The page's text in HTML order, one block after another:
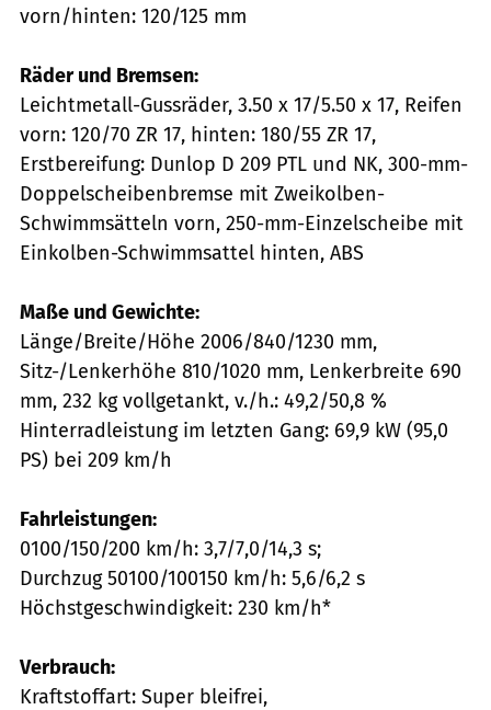
vorn/hinten: 120/125 mm
Räder und Bremsen:
Leichtmetall-Gussräder, 3.50 x 17/5.50 x 17, Reifen
vorn: 120/70 ZR 17, hinten: 180/55 ZR 17,
Erstbereifung: Dunlop D 209 PTL und NK, 300-mm-
Doppelscheibenbremse mit Zweikolben-
Schwimmsätteln vorn, 250-mm-Einzelscheibe mit
Einkolben-Schwimmsattel hinten, ABS
Maße und Gewichte:
Länge/Breite/Höhe 2006/840/1230 mm,
Sitz-/Lenkerhöhe 810/1020 mm, Lenkerbreite 690
mm, 232 kg vollgetankt, v./h.: 49,2/50,8 %
Hinterradleistung im letzten Gang: 69,9 kW (95,0
PS) bei 209 km/h
Fahrleistungen:
0100/150/200 km/h: 3,7/7,0/14,3 s;
Durchzug 50100/100150 km/h: 5,6/6,2 s
Höchstgeschwindigkeit: 230 km/h*
Verbrauch:
Kraftstoffart: Super bleifrei,